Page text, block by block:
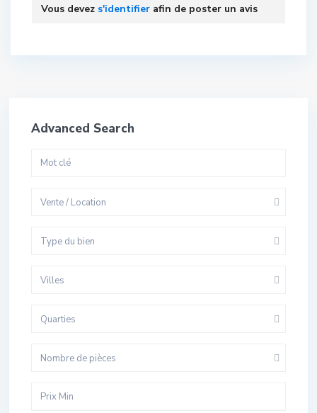
Vous devez s'identifier afin de poster un avis
Advanced Search
Vente / Location
Type du bien
Villes
Quarties
Nombre de pièces